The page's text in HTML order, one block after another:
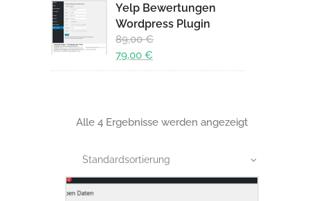
Yelp Bewertungen
Wordpress Plugin
89,00€
Ursprünglicher
Preis
79,00 €
Aktueller
79,00 €.
Alle 4 Ergebnisse werden angezeigt
Standardsortierung